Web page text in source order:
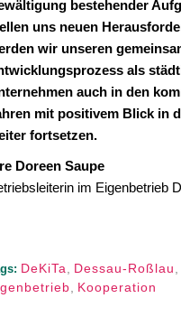
bestehender
uns neuen
wir unseren
als
auch in den
mit positivem Blick in
fortsetzen.
Doreen Saupe
im Eigenbetrieb
DeKiTa Dessau-Roßlau
Kooperation